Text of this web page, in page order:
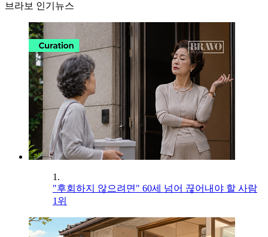
브라보 인기뉴스
1.
"후회하지 않으려면" 60세 넘어 끊어내야 할 사람
1위